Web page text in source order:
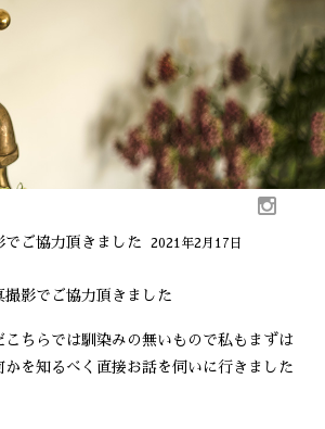
o
でご協力頂きました 2021年2月17日
撮影でご協力頂きました
こちらでは馴染みの無いもので私もまずは
かを知るべく直接お話を伺いに行きました